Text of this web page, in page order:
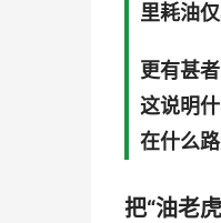
里耗油
更有甚
这说明
在什么
把“油老